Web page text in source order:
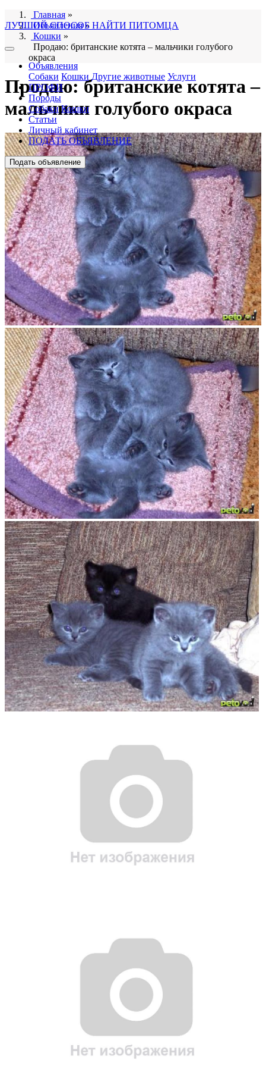
ЛУЧШИЙ СПОСОБ НАЙТИ ПИТОМЦА
Объявления
Собаки Кошки Другие животные Услуги
ПРОФИ
Породы
Собаки Кошки
Статьи
Личный кабинет
ПОДАТЬ ОБЪЯВЛЕНИЕ
Подать объявление
Главная »
Объявления»
Кошки »
Продаю: британские котята – мальчики голубого
окраса
Продаю: британские котята –
мальчики голубого окраса